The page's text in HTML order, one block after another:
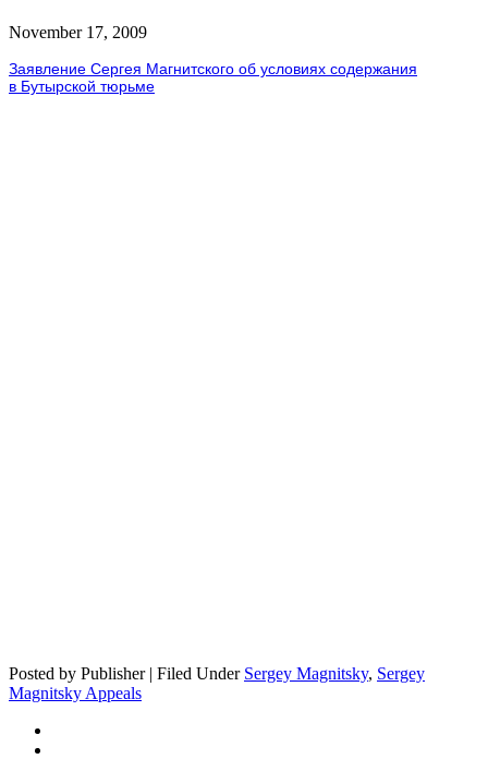
November 17, 2009
Заявление Сергея Магнитского об условиях содержания
в Бутырской тюрьме
Posted by Publisher | Filed Under Sergey Magnitsky, Sergey
Magnitsky Appeals